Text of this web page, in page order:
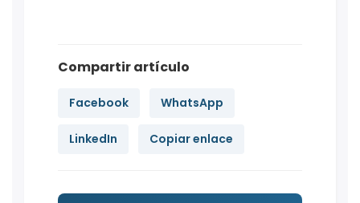
Compartir artículo
Facebook WhatsApp
LinkedIn Copiar enlace